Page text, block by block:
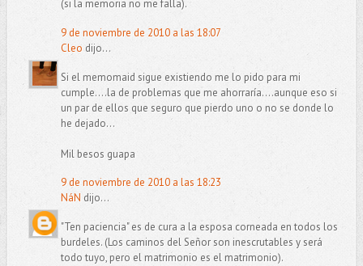
(si la memoria no me falla).
9 de noviembre de 2010 a las 18:07
Cleo dijo...
Si el memomaid sigue existiendo me lo pido para mi
cumple....la de problemas que me ahorraría....aunque eso si
un par de ellos que seguro que pierdo uno o no se donde lo
he dejado...
Mil besos guapa
9 de noviembre de 2010 a las 18:23
NáN dijo...
"Ten paciencia" es de cura a la esposa corneada en todos los
burdeles. (Los caminos del Señor son inescrutables y será
todo tuyo, pero el matrimonio es el matrimonio).